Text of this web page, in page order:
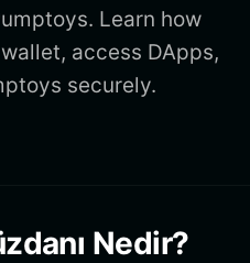
Learn how
access DApps,
securely.
Nedir?